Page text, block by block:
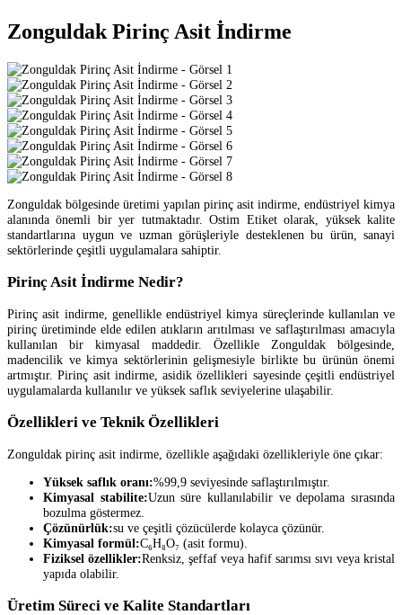
Zonguldak Pirinç Asit İndirme
Zonguldak bölgesinde üretimi yapılan pirinç asit indirme, endüstriyel kimya
alanında önemli bir yer tutmaktadır. Ostim Etiket olarak, yüksek kalite
standartlarına uygun ve uzman görüşleriyle desteklenen bu ürün, sanayi
sektörlerinde çeşitli uygulamalara sahiptir.
Pirinç Asit İndirme Nedir?
Pirinç asit indirme, genellikle endüstriyel kimya süreçlerinde kullanılan ve
pirinç üretiminde elde edilen atıkların arıtılması ve saflaştırılması amacıyla
kullanılan bir kimyasal maddedir. Özellikle Zonguldak bölgesinde,
madencilik ve kimya sektörlerinin gelişmesiyle birlikte bu ürünün önemi
artmıştır. Pirinç asit indirme, asidik özellikleri sayesinde çeşitli endüstriyel
uygulamalarda kullanılır ve yüksek saflık seviyelerine ulaşabilir.
Özellikleri ve Teknik Özellikleri
Zonguldak pirinç asit indirme, özellikle aşağıdaki özellikleriyle öne çıkar:
Yüksek saflık oranı:%99,9 seviyesinde saflaştırılmıştır.
Kimyasal stabilite:Uzun süre kullanılabilir ve depolama sırasında
bozulma göstermez.
Çözünürlük:su ve çeşitli çözücülerde kolayca çözünür.
Kimyasal formül:C₆H₈O₇ (asit formu).
Fiziksel özellikler:Renksiz, şeffaf veya hafif sarımsı sıvı veya kristal
yapıda olabilir.
Üretim Süreci ve Kalite Standartları